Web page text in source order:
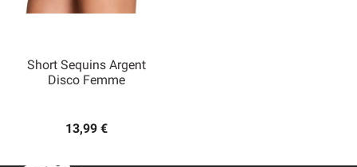
Short Sequins Argent
Disco Femme
13,99 €